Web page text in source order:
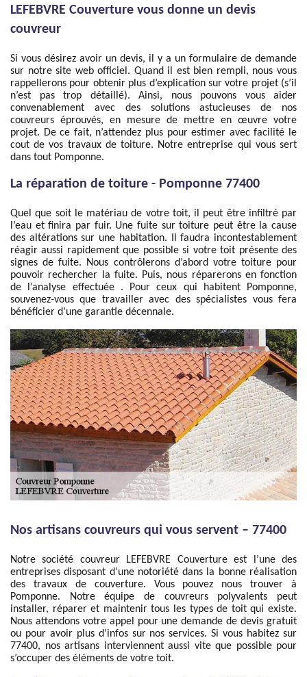
LEFEBVRE Couverture vous donne un devis
couvreur
Si vous désirez avoir un devis, il y a un formulaire de demande
sur notre site web officiel. Quand il est bien rempli, nous vous
rappellerons pour obtenir plus d’explication sur votre projet (s’il
n’est pas trop détaillé). Ainsi, nous pouvons vous aider
convenablement avec des solutions astucieuses de nos
couvreurs éprouvés, en mesure de mettre en œuvre votre
projet. De ce fait, n’attendez plus pour estimer avec facilité le
cout de vos travaux de toiture. Notre entreprise qui vous sert
dans tout Pomponne.
La réparation de toiture - Pomponne 77400
Quel que soit le matériau de votre toit, il peut être infiltré par
l’eau et finira par fuir. Une fuite sur toiture peut être la cause
des altérations sur une habitation. Il faudra incontestablement
réagir aussi rapidement que possible si votre toit présente des
signes de fuite. Nous contrôlerons d’abord votre toiture pour
pouvoir rechercher la fuite. Puis, nous réparerons en fonction
de l’analyse effectuée . Pour ceux qui habitent Pomponne,
souvenez-vous que travailler avec des spécialistes vous fera
bénéficier d’une garantie décennale.
Nos artisans couvreurs qui vous servent – 77400
Notre société couvreur LEFEBVRE Couverture est l’une des
entreprises disposant d’une notoriété dans la bonne réalisation
des travaux de couverture. Vous pouvez nous trouver à
Pomponne. Notre équipe de couvreurs polyvalents peut
installer, réparer et maintenir tous les types de toit qui existe.
Nous attendons votre appel pour une demande de devis gratuit
ou pour avoir plus d’infos sur nos services. Si vous habitez sur
77400, nos artisans interviennent aussi vite que possible pour
s’occuper des éléments de votre toit.